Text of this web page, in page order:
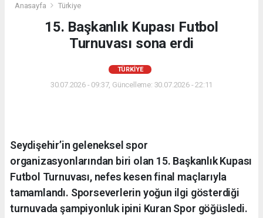
Anasayfa Türkiye
15. Başkanlık Kupası Futbol
Turnuvası sona erdi
TÜRKIYE
30.07.2026 - 09:37, Güncelleme: 30.07.2026 - 22:11
Seydişehir’in geleneksel spor
organizasyonlarından biri olan 15. Başkanlık Kupası
Futbol Turnuvası, nefes kesen final maçlarıyla
tamamlandı. Sporseverlerin yoğun ilgi gösterdiği
turnuvada şampiyonluk ipini Kuran Spor göğüsledi.